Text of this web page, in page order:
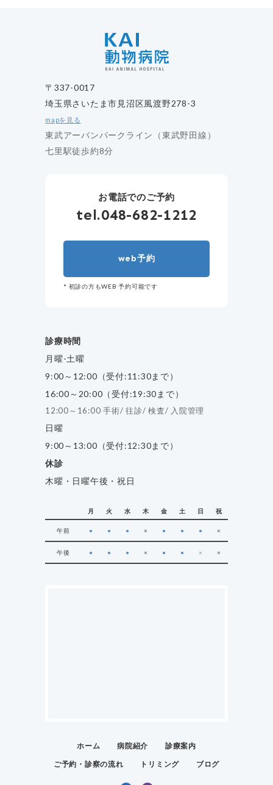
〒337-0017
埼玉県さいたま市見沼区風渡野278-3
mapを見る
東武アーバンパークライン（東武野田線）
七里駅徒歩約8分
お電話でのご予約
tel.048-682-1212
web予約
* 初診の方もWEB 予約可能です
診療時間
月曜-土曜
9:00～12:00（受付:11:30まで）
16:00～20:00（受付:19:30まで）
12:00～16:00 手術/ 往診/ 検査/ 入院管理
日曜
9:00～13:00（受付:12:30まで）
休診
木曜・日曜午後・祝日
月 火 水 木 金 土 日 祝
午前 ● ● ● × ● ● ● ×
午後 ● ● ● × ● ● × ×
ホーム 病院紹介
診療案内
ご予約・診察の流れ
トリミング ブログ